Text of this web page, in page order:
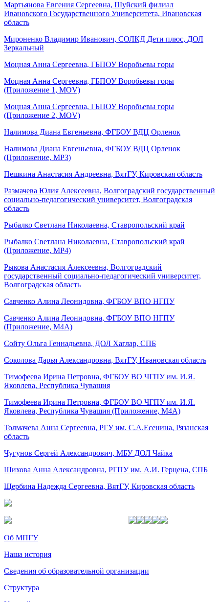
Мартьянова Евгения Сергеевна, Шуйский филиал
Ивановского Государственного Университета, Ивановская
область
Мироненко Владимир Иванович, СОЛКД Дети плюс, ДОЛ
Зеркальный
Моцная Анна Сергеевна, ГБПОУ Воробьевы горы
Моцная Анна Сергеевна, ГБПОУ Воробьевы горы
(Приложение 1, MOV)
Моцная Анна Сергеевна, ГБПОУ Воробьевы горы
(Приложение 2, MOV)
Налимова Диана Евгеньевна, ФГБОУ ВДЦ Орленок
Налимова Диана Евгеньевна, ФГБОУ ВДЦ Орленок
(Приложение, MP3)
Пешкина Анастасия Андреевна, ВятГУ, Кировская область
Размачева Юлия Алексеевна, Волгоградский государственный
социально-педагогический университет, Волгоградская
область
Рыбалко Светлана Николаевна, Ставропольский край
Рыбалко Светлана Николаевна, Ставропольский край
(Приложение, MP4)
Рыкова Анастасия Алексеевна, Волгоградский
государственный социально-педагогический университет,
Волгоградская область
Савченко Алина Леонидовна, ФГБОУ ВПО НГПУ
Савченко Алина Леонидовна, ФГБОУ ВПО НГПУ
(Приложение, M4A)
Сойту Ольга Геннадьевна, ДОЛ Хаглар, СПБ
Соколова Дарья Александровна, ВятГУ, Ивановская область
Тимофеева Ирина Петровна, ФГБОУ ВО ЧГПУ им. И.Я.
Яковлева, Республика Чувашия
Тимофеева Ирина Петровна, ФГБОУ ВО ЧГПУ им. И.Я.
Яковлева, Республика Чувашия (Приложение, M4A)
Толмачева Анна Сергеевна, РГУ им. С.А.Есенина, Рязанская
область
Чугунов Сергей Александрович, МБУ ДОЛ Чайка
Шихова Анна Александровна, РГПУ им. А.И. Герцена, СПБ
Щербина Надежда Сергеевна, ВятГУ, Кировская область
Об МПГУ
Наша история
Сведения об образовательной организации
Структура